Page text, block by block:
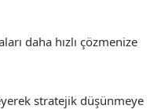
daha hızlı çözmenize
stratejik düşünmeye